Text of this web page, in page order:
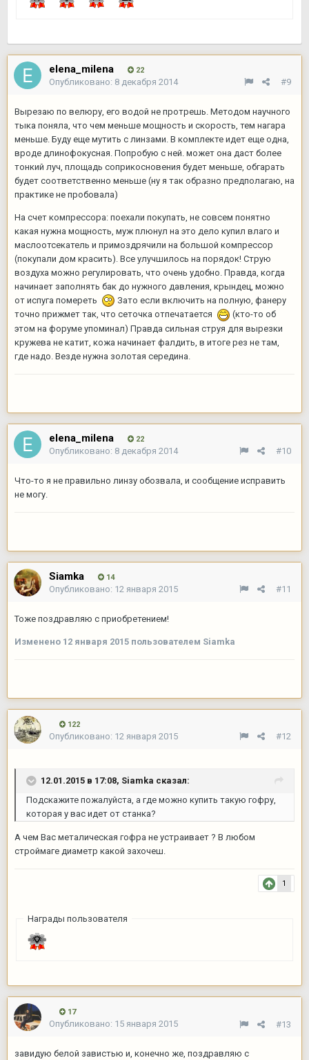
elena_milena 22
#9
Опубликовано: 8 декабря 2014
Вырезаю по велюру, его водой не протрешь. Методом научного
тыка поняла, что чем меньше мощность и скорость, тем нагара
меньше. Буду еще мутить с линзами. В комплекте идет еще одна,
вроде длинофокусная. Попробую с ней. может она даст более
тонкий луч, площадь соприкосновения будет меньше, обгарать
будет соответственно меньше (ну я так образно предполагаю, на
практике не пробовала)
На счет компрессора: поехали покупать, не совсем понятно
какая нужна мощность, муж плюнул на это дело купил влаго и
маслоотсекатель и примоздрячили на большой компрессор
(покупали дом красить). Все улучшилось на порядок! Струю
воздуха можно регулировать, что очень удобно. Правда, когда
начинает заполнять бак до нужного давления, крындец, можно
от испуга помереть
Зато если включить на полную, фанеру
точно прижмет так, что сеточка отпечатается
(кто-то об
этом на форуме упоминал) Правда сильная струя для вырезки
кружева не катит, кожа начинает фалдить, в итоге рез не там,
где надо. Везде нужна золотая середина.
elena_milena 22
#10
Опубликовано: 8 декабря 2014
Что-то я не правильно линзу обозвала, и сообщение исправить
не могу.
Siamka 14
#11
Опубликовано: 12 января 2015
Тоже поздравляю с приобретением!
Изменено 12 января 2015 пользователем Siamka
122
#12
Опубликовано: 12 января 2015
12.01.2015 в 17:08, Siamka сказал:
Подскажите пожалуйста, а где можно купить такую гофру,
которая у вас идет от станка?
А чем Вас металическая гофра не устраивает ? В любом
строймаге диаметр какой захочеш.
1
Награды пользователя
17
#13
Опубликовано: 15 января 2015
завидую белой завистью и, конечно же, поздравляю с